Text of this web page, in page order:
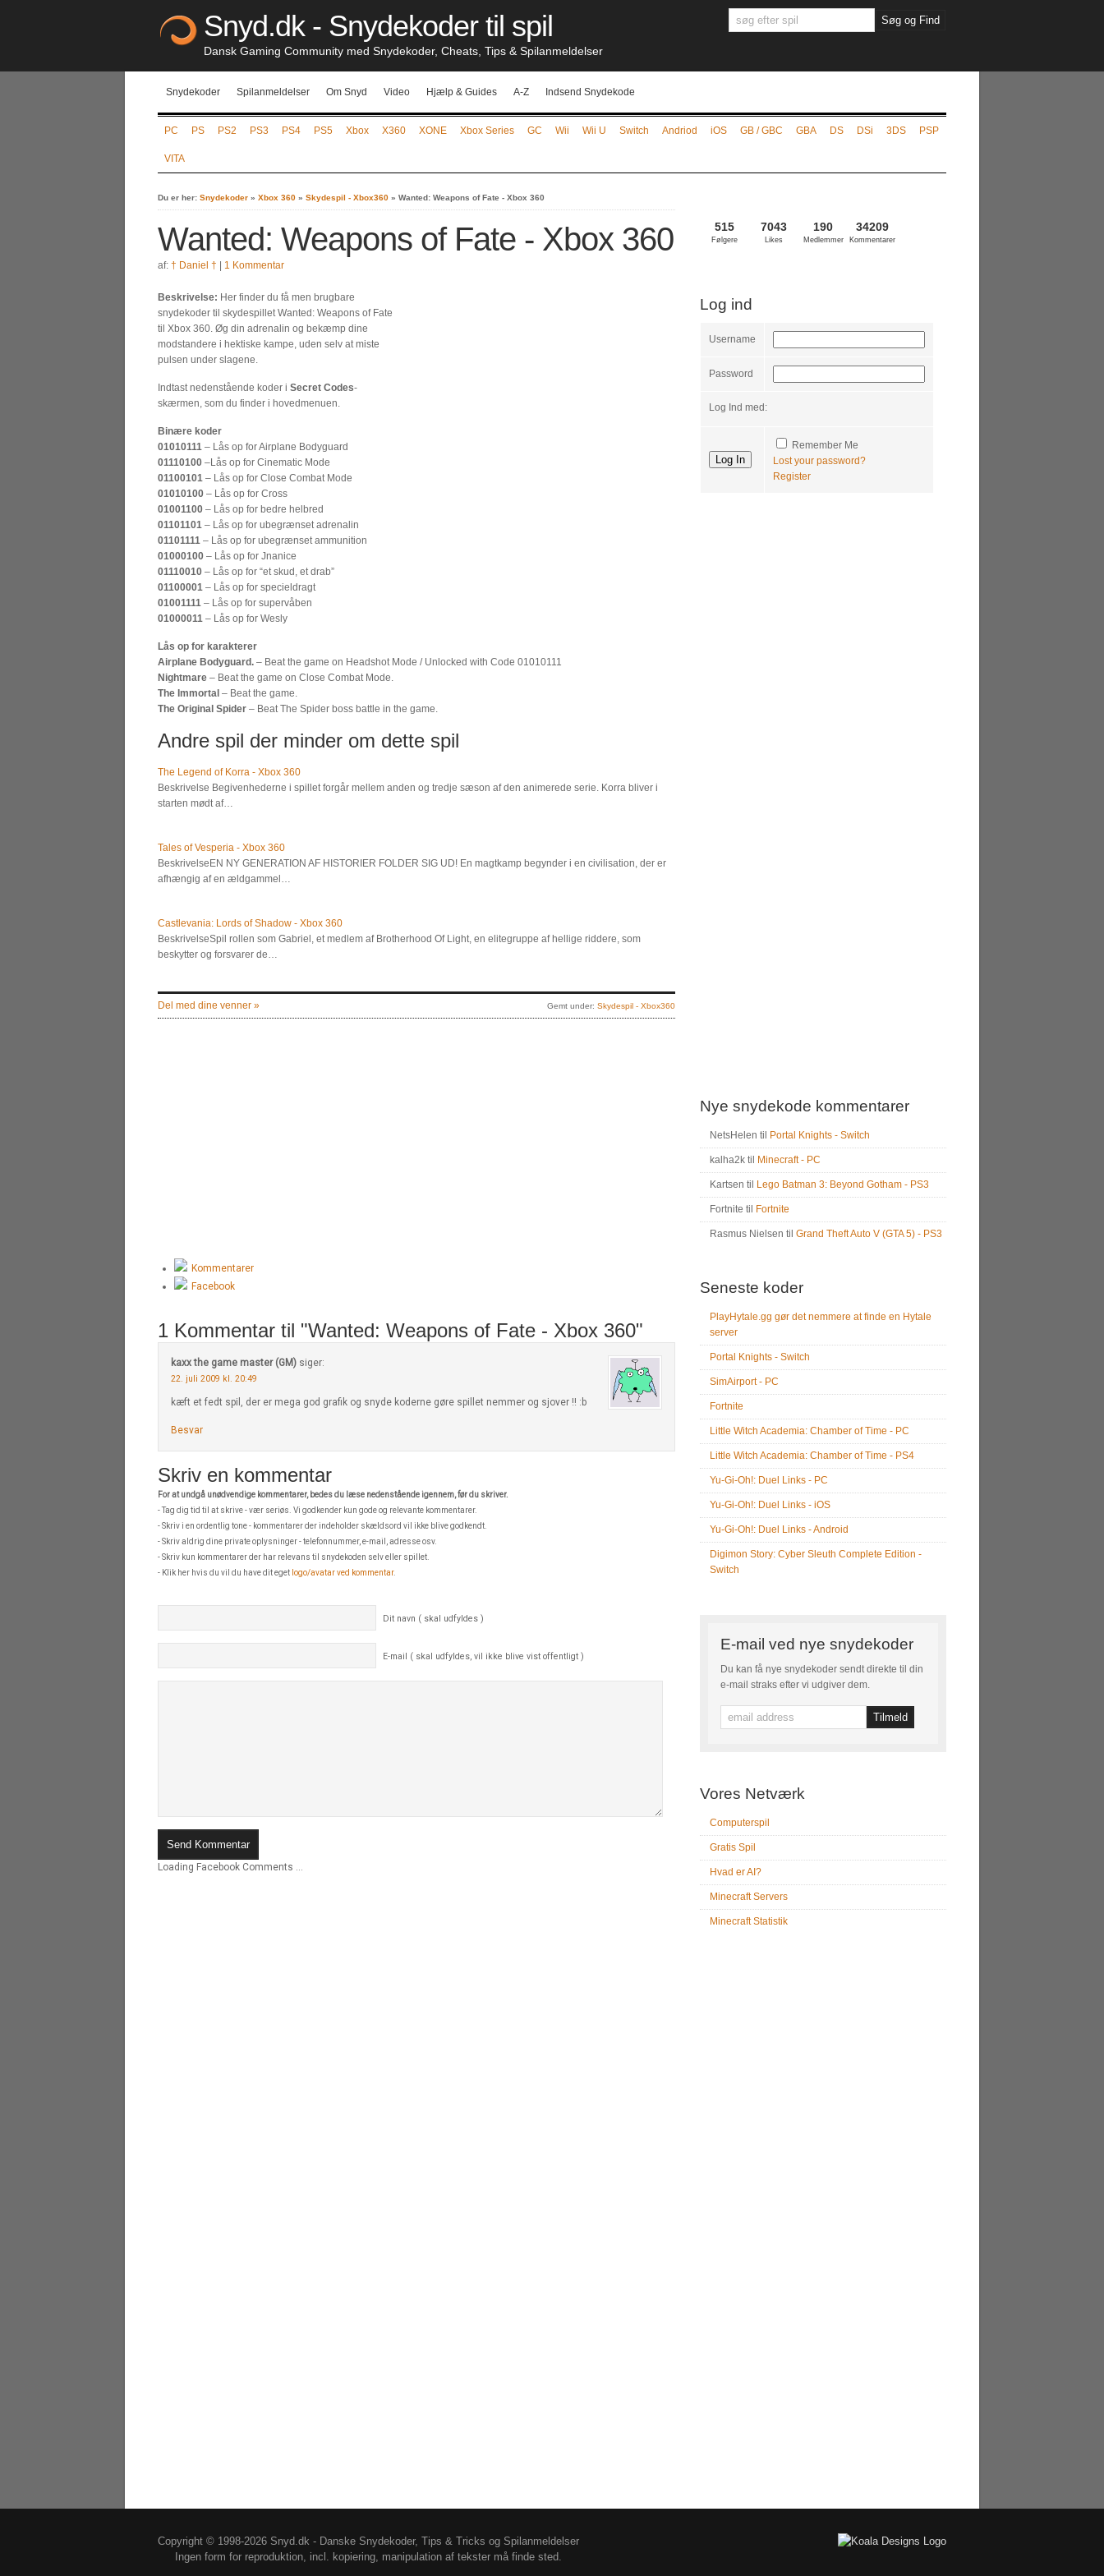
Snyd.dk - Snydekoder til spil
Dansk Gaming Community med Snydekoder, Cheats, Tips & Spilanmeldelser
Snydekoder Spilanmeldelser Om Snyd Video Hjælp & Guides A-Z Indsend Snydekode
PC PS PS2 PS3 PS4 PS5 Xbox X360 XONE Xbox Series GC Wii Wii U Switch Andriod iOS GB / GBC GBA DS DSi 3DS PSP
VITA
Du er her: Snydekoder » Xbox 360 » Skydespil - Xbox360 » Wanted: Weapons of Fate - Xbox 360
Wanted: Weapons of Fate - Xbox 360
af: † Daniel † 1 Kommentar
Beskrivelse: Her finder du få men brugbare
snydekoder til skydespillet Wanted: Weapons of Fate
til Xbox 360. Øg din adrenalin og bekæmp dine
modstandere i hektiske kampe, uden selv at miste
pulsen under slagene.
Indtast nedenstående koder i Secret Codes-
skærmen, som du finder i hovedmenuen.
Binære koder
01010111 – Lås op for Airplane Bodyguard
01110100 –Lås op for Cinematic Mode
01100101 – Lås op for Close Combat Mode
01010100 – Lås op for Cross
01001100 – Lås op for bedre helbred
01101101 – Lås op for ubegrænset adrenalin
01101111 – Lås op for ubegrænset ammunition
01000100 – Lås op for Jnanice
01110010 – Lås op for “et skud, et drab”
01100001 – Lås op for specieldragt
01001111 – Lås op for supervåben
01000011 – Lås op for Wesly
Lås op for karakterer
Airplane Bodyguard. – Beat the game on Headshot Mode / Unlocked with Code 01010111
Nightmare – Beat the game on Close Combat Mode.
The Immortal – Beat the game.
The Original Spider – Beat The Spider boss battle in the game.
Andre spil der minder om dette spil
The Legend of Korra - Xbox 360
Beskrivelse Begivenhederne i spillet forgår mellem anden og tredje sæson af den animerede serie. Korra bliver i
starten mødt af…
Tales of Vesperia - Xbox 360
BeskrivelseEN NY GENERATION AF HISTORIER FOLDER SIG UD! En magtkamp begynder i en civilisation, der er
afhængig af en ældgammel…
Castlevania: Lords of Shadow - Xbox 360
BeskrivelseSpil rollen som Gabriel, et medlem af Brotherhood Of Light, en elitegruppe af hellige riddere, som
beskytter og forsvarer de…
Del med dine venner » Gemt under: Skydespil - Xbox360
Kommentarer
Facebook
1 Kommentar til "Wanted: Weapons of Fate - Xbox 360"
kaxx the game master (GM) siger:
22. juli 2009 kl. 20:49
kæft et fedt spil, der er mega god grafik og snyde koderne gøre spillet nemmer og sjover !! :b
Besvar
Skriv en kommentar
For at undgå unødvendige kommentarer, bedes du læse nedenstående igennem, før du skriver.
- Tag dig tid til at skrive - vær seriøs. Vi godkender kun gode og relevante kommentarer.
- Skriv i en ordentlig tone - kommentarer der indeholder skældsord vil ikke blive godkendt.
- Skriv aldrig dine private oplysninger - telefonnummer, e-mail, adresse osv.
- Skriv kun kommentarer der har relevans til snydekoden selv eller spillet.
- Klik her hvis du vil du have dit eget logo/avatar ved kommentar.
Dit navn ( skal udfyldes )
E-mail ( skal udfyldes, vil ikke blive vist offentligt )
Loading Facebook Comments ...
515
Følgere
7043
Likes
190
Medlemmer
34209
Kommentarer
Log ind
Username
Password
Log Ind med:
Remember Me
Lost your password?
Register
Nye snydekode kommentarer
NetsHelen til Portal Knights - Switch
kalha2k til Minecraft - PC
Kartsen til Lego Batman 3: Beyond Gotham - PS3
Fortnite til Fortnite
Rasmus Nielsen til Grand Theft Auto V (GTA 5) - PS3
Seneste koder
PlayHytale.gg gør det nemmere at finde en Hytale
server
Portal Knights - Switch
SimAirport - PC
Fortnite
Little Witch Academia: Chamber of Time - PC
Little Witch Academia: Chamber of Time - PS4
Yu-Gi-Oh!: Duel Links - PC
Yu-Gi-Oh!: Duel Links - iOS
Yu-Gi-Oh!: Duel Links - Android
Digimon Story: Cyber Sleuth Complete Edition -
Switch
E-mail ved nye snydekoder
Du kan få nye snydekoder sendt direkte til din
e-mail straks efter vi udgiver dem.
Vores Netværk
Computerspil
Gratis Spil
Hvad er AI?
Minecraft Servers
Minecraft Statistik
Copyright © 1998-2026 Snyd.dk - Danske Snydekoder, Tips & Tricks og Spilanmeldelser
Ingen form for reproduktion, incl. kopiering, manipulation af tekster må finde sted.